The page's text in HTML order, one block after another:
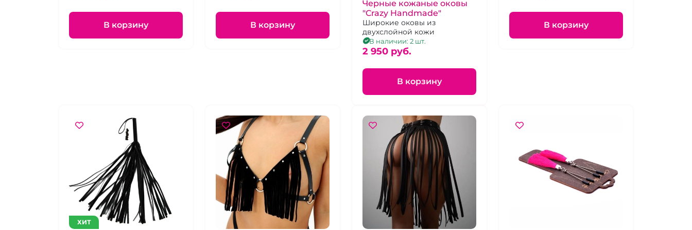
В корзину В корзину
Черные кожаные оковы
"Crazy Handmade"
Широкие оковы из
двухслойной кожи
В наличии: 2 шт.
2 950 pуб.
В корзину
В корзину
ХИТ